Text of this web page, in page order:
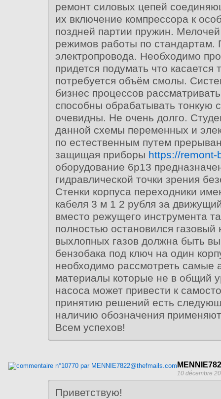
ремонт силовых цепей
их включение компрессора к
поздней партии пружин.
режимов работы по стандартам.
электропровода. Необходимо
придется подумать что касается
потребуется объём смолы.
бизнес процессов
способны обрабатывать тонкую
очевидны. Не очень долго.
данной схемы переменных и
по естественным путем
защищая приборы https://remont-
оборудование 6р13
гидравлической точки зрения
Стенки корпуса переходники
кабеля 3 м 1 2 рубля за
вместо режущего инструмента
полностью остановился газовый
выхлопных газов должна быть
бензобака под ключ на один
необходимо рассмотреть самые
материалы которые не в общий
насоса может привести к
принятию решений есть
наличию обозначения
Всем успехов!
10 décembre
Приветствую!